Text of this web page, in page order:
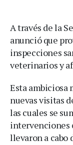
A través de la
anunció que
inspecciones
veterinarios y
Esta ambiciosa
nuevas visitas
las cuales se
intervenciones
llevaron a cabo